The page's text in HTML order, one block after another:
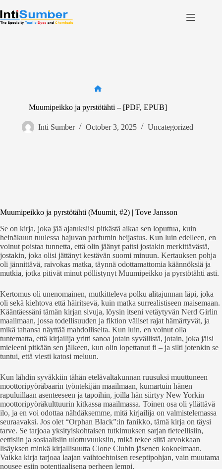
to
content
Contact
Muumipeikko ja pyrstötähti – [PDF, EPUB]
Inti Sumber October 3, 2025 Uncategorized
Muumipeikko ja pyrstötähti (Muumit, #2) | Tove Jansson
Se on kirja, joka jää ajatuksiisi pitkästä aikaa sen loputtua, kuin
heinäkuun tuulessa hajuvan parfumin heijastus. Kun luin edelleen, en
voinut poistaa tunnetta, että olin jäänyt paitsi jostakin merkittävästä,
jostakin, joka olisi jättänyt kestävän suomi minuun. Kertauksen pohja
oli jännittävä, raivokas matka, täynnä odottamattomia käännöksiä ja
mutkia, jotka pitivät minut pöllistynyt Muumipeikko ja pyrstötähti asti.
Kertomus oli unenomainen, mutkitteleva polku alitajunnan läpi, joka
oli sekä kiehtova että häiritsevä, kuin matka surrealistiseen maisemaan.
Kääntäessäni tämän kirjan sivuja, löysin itseni vetäytyvän Nerd Girlin
maailmaan, jossa todellisuuden ja fiktion väliset rajat hämärtyvät, ja
mikä tahansa näyttää mahdolliselta. Kun luin, en voinut olla
tuntematta, että kirjailija yritti sanoa jotain syvällistä, jotain, joka jäisi
mieleeni pitkään sen jälkeen, kun olin lopettanut fi – ja silti jotenkin se
tuntui, että viesti katosi meluun.
Kun lähdin syväkkiin tähän etelävaltakunnan ruusuksi muuttuneen
moottoripyöräbaarin työntekijän maailmaan, kumartuin hänen
rapuluillaan asenteeseen ja tapoihin, joilla hän siirtyy New Yorkin
moottoripyöräkulttuurin kitkassa maailmassa. Toinen osa oli yllättävä
ilo, ja en voi odottaa nähdäksemme, mitä kirjailija on valmistelemassa
seuraavaksi. Jos olet “Orphan Black”:in fanikko, tämä kirja on täysi
tarve. Se tarjoaa yksityiskohtaisen tutkimuksen sarjan tieteellisiin,
eettisiin ja sosiaalisiin ulottuvuuksiin, mikä tekee siitä arvokkaan
lisäyksen minkä kirjallisuutta Clone Clubin jäsenen kokoelmaan.
Vaikka kirja tarjoaa laajan vaihtoehtoisen reseptipohjan, vain muutama
nousee esiin potentiaalisena perheen lempi.